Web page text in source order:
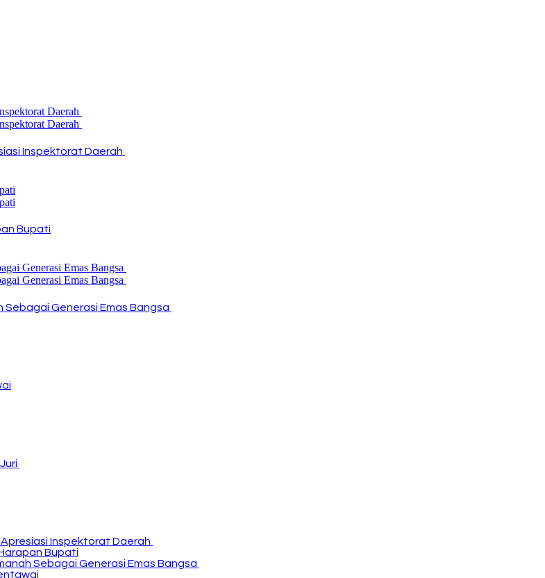
Inspektorat Daerah
Bupati
Sebagai Generasi Emas Bangsa
Apresiasi Inspektorat Daerah
Bupati
Sebagai Generasi Emas Bangsa